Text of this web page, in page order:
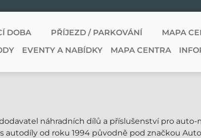
DOBA PŘÍJEZD / PARKOVÁNÍ MAPA
EVENTY A NABÍDKY MAPA CENTRA
náhradních dílů a příslušenství pro auto-
od roku 1994 původně pod značkou Auto